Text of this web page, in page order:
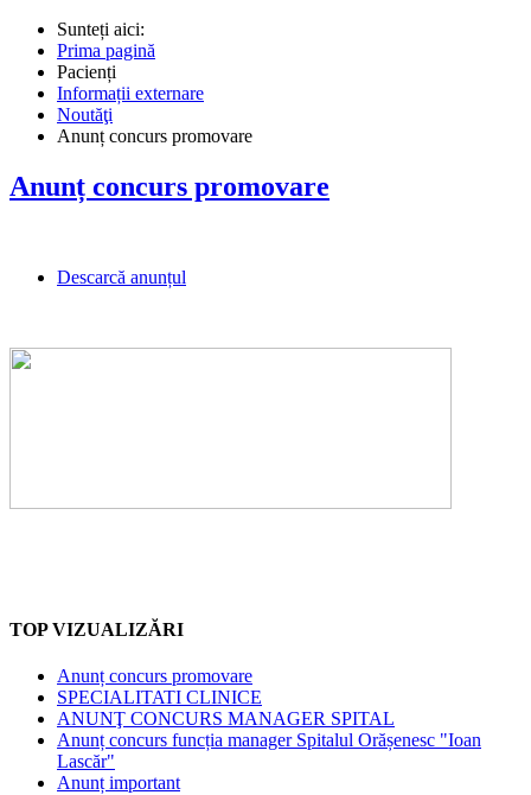
Sunteți aici:
Prima pagină
Pacienți
Informații externare
Noutăţi
Anunț concurs promovare
Anunț concurs promovare
Descarcă anunțul
TOP VIZUALIZĂRI
Anunț concurs promovare
SPECIALITATI CLINICE
ANUNŢ CONCURS MANAGER SPITAL
Anunț concurs funcția manager Spitalul Orășenesc "Ioan
Lascăr"
Anunț important